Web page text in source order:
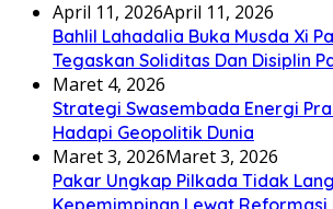
April 11, 2026April 11, 2026
Bahlil Lahadalia Buka Musda Xi
Tegaskan Soliditas Dan Disiplin
Maret 4, 2026
Strategi Swasembada Energi
Hadapi Geopolitik Dunia
Maret 3, 2026Maret 3, 2026
Pakar Ungkap Pilkada Tidak
Kepemimpinan Lewat Reformasi